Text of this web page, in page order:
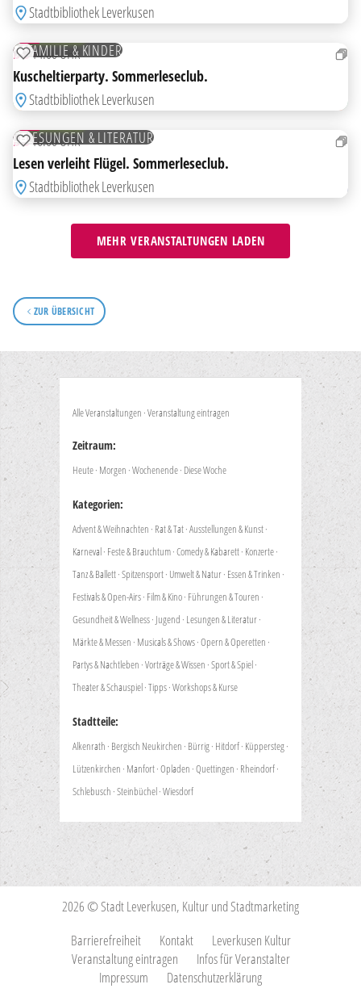
Stadtbibliothek Leverkusen
27
FAMILIE & KINDER
ZUR MERKLISTE HINZUFÜGEN
DO14:00 UHR
Kuscheltierparty. Sommerleseclub.
Stadtbibliothek Leverkusen
27
LESUNGEN & LITERATUR
ZUR MERKLISTE HINZUFÜGEN
DO16:00 UHR
Lesen verleiht Flügel. Sommerleseclub.
Stadtbibliothek Leverkusen
MEHR VERANSTALTUNGEN LADEN
ZUR ÜBERSICHT
Alle Veranstaltungen ·Veranstaltung eintragen
Zeitraum:
Heute· Morgen ·Wochenende· Diese Woche
Kategorien:
Advent & Weihnachten · Rat & Tat·Ausstellungen & Kunst·
Karneval· Feste & Brauchtum·Comedy & Kabarett· Konzerte·
Tanz & Ballett·Spitzensport· Umwelt & Natur· Essen & Trinken ·
Festivals & Open-Airs· Film & Kino· Führungen & Touren ·
Gesundheit & Wellness· Jugend · Lesungen & Literatur·
Märkte & Messen · Musicals & Shows·Opern & Operetten ·
Partys & Nachtleben ·Vorträge & Wissen ·Sport & Spiel·
Theater & Schauspiel·Tipps·Workshops & Kurse
Stadtteile:
Alkenrath · Bergisch Neukirchen · Bürrig· Hitdorf· Küppersteg·
Lützenkirchen · Manfort·Opladen ·Quettingen · Rheindorf·
Schlebusch ·Steinbüchel·Wiesdorf
2026 © Stadt Leverkusen, Kultur und Stadtmarketing
Barrierefreiheit
Kontakt
Leverkusen Kultur
Veranstaltung eintragen
Infos für Veranstalter
Impressum
Datenschutzerklärung